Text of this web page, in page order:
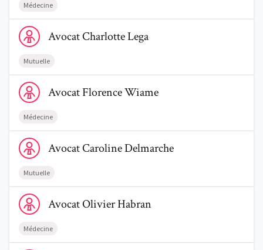
Médecine
Voir le profil de AvocatCharlotte Lega
AvocatCharlotteLega
Mutuelle
Voir le profil de AvocatFlorence Wiame
AvocatFlorenceWiame
Médecine
Voir le profil de AvocatCaroline Delmarche
AvocatCarolineDelmarche
Mutuelle
Voir le profil de AvocatOlivier Habran
AvocatOlivierHabran
Médecine
Voir le profil de AvocatPierre Lemaire